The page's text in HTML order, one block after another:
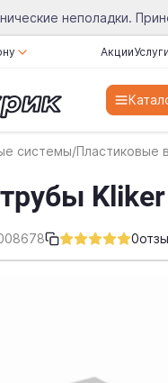
неполадки.
АкцииУслуги
системы/Пластиковые
0